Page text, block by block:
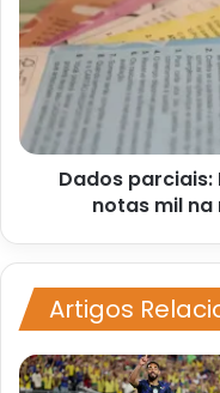
lidera
ranking
de
notas
mil
na
redaçãoDados
notas mil na
Artigos